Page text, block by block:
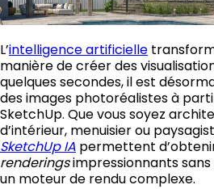
L’intelligence artificielle
manière de créer des
quelques secondes, il est
des images photoréalistes à
SketchUp. Que vous soyez
d’intérieur, menuisier ou
SketchUp IA permettent
renderingsimpressionnants sans
un moteur de rendu complexe.